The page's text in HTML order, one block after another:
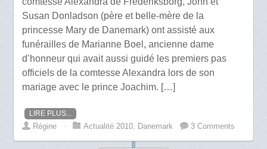
Susan Donladson (père et belle-mère de la
princesse Mary de Danemark) ont assisté aux
funérailles de Marianne Boel, ancienne dame
d’honneur qui avait aussi guidé les premiers pas
officiels de la comtesse Alexandra lors de son
mariage avec le prince Joachim. […]
LIRE PLUS...
Régine ⋅ Actualité 2010, Danemark 3 Comments